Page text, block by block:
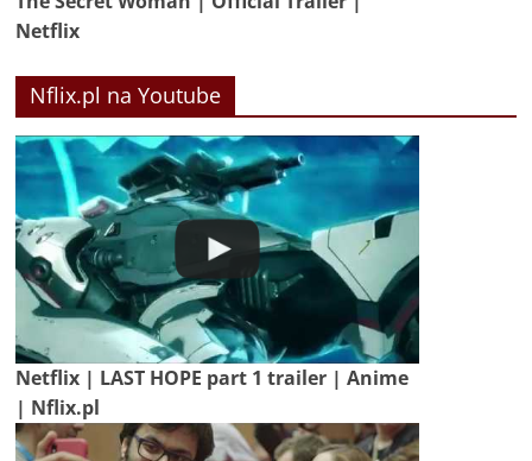
Netflix
Nflix.pl na Youtube
Netflix | LAST HOPE part 1 trailer | Anime
| Nflix.pl